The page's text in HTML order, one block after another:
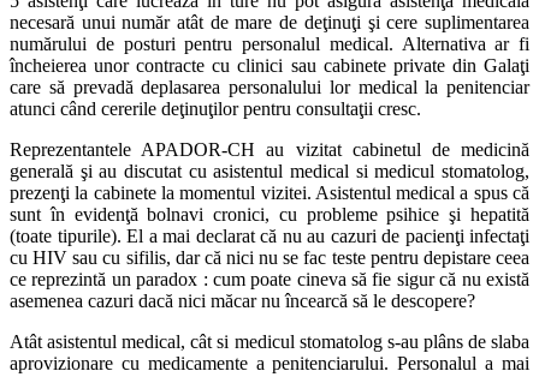
necesară unui număr atât de mare de deţinuţi şi cere suplimentarea
numărului de posturi pentru personalul medical. Alternativa ar fi
încheierea unor contracte cu clinici sau cabinete private din Galaţi
care să prevadă deplasarea personalului lor medical la penitenciar
atunci când cererile deţinuţilor pentru consultaţii cresc.
Reprezentantele APADOR-CH au vizitat cabinetul de medicină
generală şi au discutat cu asistentul medical si medicul stomatolog,
prezenţi la cabinete la momentul vizitei. Asistentul medical a spus că
sunt în evidenţă bolnavi cronici, cu probleme psihice şi hepatită
(toate tipurile). El a mai declarat că nu au cazuri de pacienţi infectaţi
cu HIV sau cu sifilis, dar că nici nu se fac teste pentru depistare ceea
ce reprezintă un paradox : cum poate cineva să fie sigur că nu există
asemenea cazuri dacă nici măcar nu încearcă să le descopere?
Atât asistentul medical, cât si medicul stomatolog s-au plâns de slaba
aprovizionare cu medicamente a penitenciarului. Personalul a mai